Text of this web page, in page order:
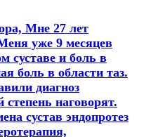
Мне 27 лет
уже 9 месяцев
суставе и боль в
боль в области таз.
диагноз
степень наговорят.
сустав эндопротез